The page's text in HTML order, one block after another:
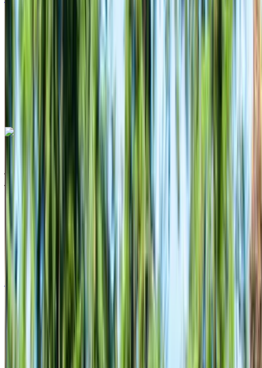
التأمين مشمول
6000 كيلومتر
التأمين مشمول